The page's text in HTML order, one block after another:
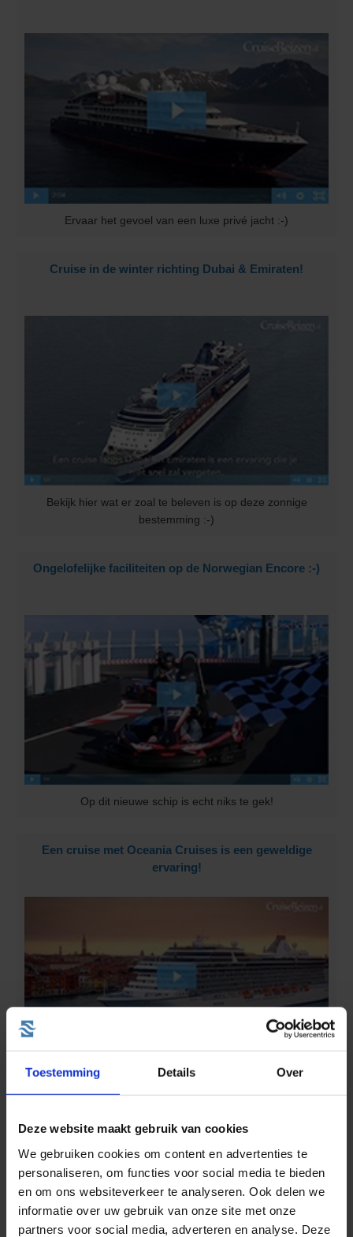
Toestemming Details Over
Deze website maakt gebruik van cookies
We gebruiken cookies om content en advertenties te
personaliseren, om functies voor social media te bieden
en om ons websiteverkeer te analyseren. Ook delen we
informatie over uw gebruik van onze site met onze
partners voor social media, adverteren en analyse. Deze
Ervaar het gevoel van een luxe privé jacht :-)
Cruise in de winter richting Dubai & Emiraten!
Bekijk hier wat er zoal te beleven is op deze zonnige
bestemming :-)
Ongelofelijke faciliteiten op de Norwegian Encore :-)
Op dit nieuwe schip is echt niks te gek!
Een cruise met Oceania Cruises is een geweldige
ervaring!
Deze rederij staat bekend om haar uitstekende gastronomie
Jeffrey deelt zijn verlanglijstje met jullie!